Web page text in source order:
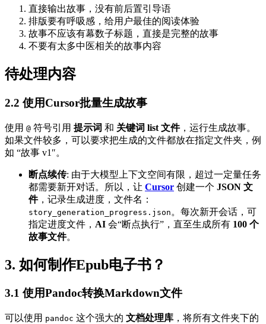
直接输出故事，没有前后置引导语
排版要有呼吸感，给用户最佳的阅读体验
故事不应该有幕数子标题，直接是完整的故事
不要有太多中医相关的故事内容
待处理内容
2.2 使用Cursor批量生成故事
使用 @ 符号引用 提示词 和 关键词 list 文件，运行生成故事。
如果文件较多，可以要求把生成的文件都放在指定文件夹，例
如 “故事 v1″。
断点续传: 由于大模型上下文空间有限，超过一定量任务
都需要新开对话。所以，让 Cursor 创建一个 JSON 文
件，记录生成进度，文件名：
story_generation_progress.json 。每次新开会话，可
指定进度文件， AI 会“断点执行”，直至生成所有 100 个
故事文件。
3. 如何制作Epub电子书？
3.1 使用Pandoc转换Markdown文件
可以使用 pandoc 这个强大的 文档处理库 ，将所有文件夹下的